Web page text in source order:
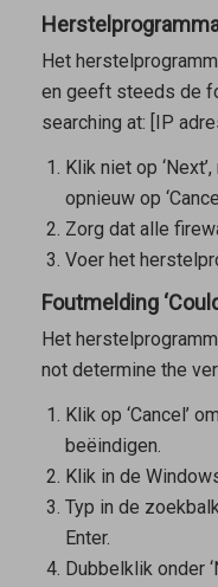
Het
en geeft steeds de
searching at: [IP
Klik nietop
opnieuw op
Zorg dat alle
Voer het
Foutmelding
Het
not determine the
Klik op ‘Cancel’
beëindigen.
Klik in de
Typ in de
Enter.
Dubbelklik onder